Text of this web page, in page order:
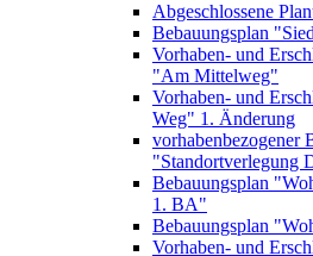
Abgeschlossene
Bebauungsplan
Vorhaben- und
"Am Mittelweg"
Vorhaben- und
Weg" 1. Änderung
vorhabenbezogener
"Standortverlegung
Bebauungsplan
1. BA"
Bebauungsplan
Vorhaben- und